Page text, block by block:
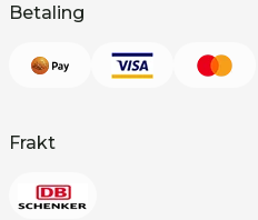
Betaling
Frakt